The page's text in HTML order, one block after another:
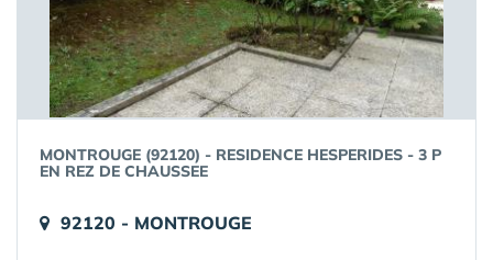
MONTROUGE (92120) - RESIDENCE HESPERIDES - 3 P
EN REZ DE CHAUSSEE
92120 - MONTROUGE